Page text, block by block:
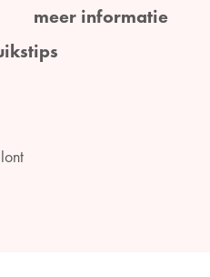
meer informatie